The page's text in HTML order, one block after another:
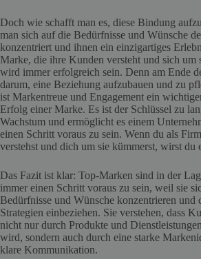
Doch wie schafft man es, diese Bindung
man sich auf die Bedürfnisse und Wünsche
konzentriert und ihnen ein einzigartiges
Marke, die ihre Kunden versteht und sich um
wird immer erfolgreich sein. Denn am Ende
darum, eine Beziehung aufzubauen und zu
ist Markentreue und Engagement ein
Erfolg einer Marke. Es ist der Schlüssel zu
Wachstum und ermöglicht es einem
einen Schritt voraus zu sein. Wenn du als
verstehst und dich um sie kümmerst, wirst du
Das Fazit ist klar: Top-Marken sind in der
immer einen Schritt voraus zu sein, weil sie
Bedürfnisse und Wünsche konzentrieren und
Strategien einbeziehen. Sie verstehen, dass
nicht nur durch Produkte und
wird, sondern auch durch eine starke
klare Kommunikation.